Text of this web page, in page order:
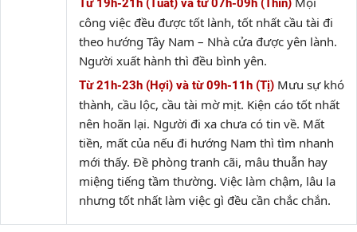
Từ 19h-21h (Tuất) và từ 07h-09h (Thìn)
công việc đều được tốt lành, tốt nhất cầu tài đi
theo hướng Tây Nam – Nhà cửa được yên lành.
Người xuất hành thì đều bình yên.
Từ 21h-23h (Hợi) và từ 09h-11h (Tị) Mưu sự khó
thành, cầu lộc, cầu tài mờ mịt. Kiện cáo tốt nhất
nên hoãn lại. Người đi xa chưa có tin về. Mất
tiền, mất của nếu đi hướng Nam thì tìm nhanh
mới thấy. Đề phòng tranh cãi, mâu thuẫn hay
miệng tiếng tầm thường. Việc làm chậm, lâu la
nhưng tốt nhất làm việc gì đều cần chắc chắn.